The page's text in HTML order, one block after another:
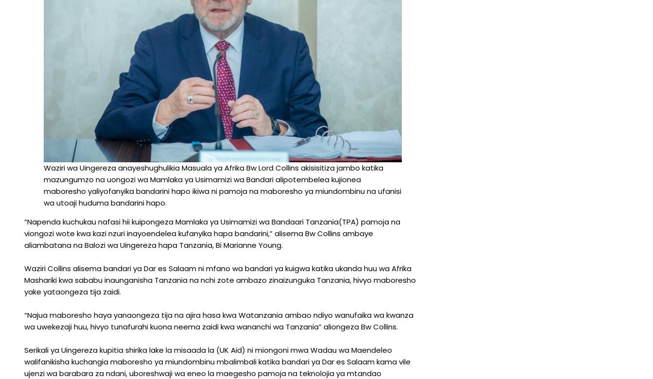
Waziri wa Uingereza anayeshughulikia Masuala ya Afrika Bw Lord Collins akisisitiza jambo katika
mazungumzo na uongozi wa Mamlaka ya Usimamizi wa Bandari alipotembelea kujionea
maboresho yaliyofanyika bandarini hapo ikiwa ni pamoja na maboresho ya miundombinu na ufanisi
wa utoaji huduma bandarini hapo.
“Napenda kuchukau nafasi hii kuipongeza Mamlaka ya Usimamizi wa Bandaari Tanzania(TPA) pamoja na
viongozi wote kwa kazi nzuri inayoendelea kufanyika hapa bandarini,” alisema Bw Collins ambaye
aliambatana na Balozi wa Uingereza hapa Tanzania, Bi Marianne Young.
Waziri Collins alisema bandari ya Dar es Salaam ni mfano wa bandari ya kuigwa katika ukanda huu wa Afrika
Mashariki kwa sababu inaunganisha Tanzania na nchi zote ambazo zinaizunguka Tanzania, hivyo maboresho
yake yataongeza tija zaidi.
“Najua maboresho haya yanaongeza tija na ajira hasa kwa Watanzania ambao ndiyo wanufaika wa kwanza
wa uwekezaji huu, hivyo tunafurahi kuona neema zaidi kwa wananchi wa Tanzania” aliongeza Bw Collins.
Serikali ya Uingereza kupitia shirika lake la misaada la (UK Aid) ni miongoni mwa Wadau wa Maendeleo
walifanikisha kuchangia maboresho ya miundombinu mbalimbali katika bandari ya Dar es Salaam kama vile
ujenzi wa barabara za ndani, uboreshwaji wa eneo la maegesho pamoja na teknolojia ya mtandao